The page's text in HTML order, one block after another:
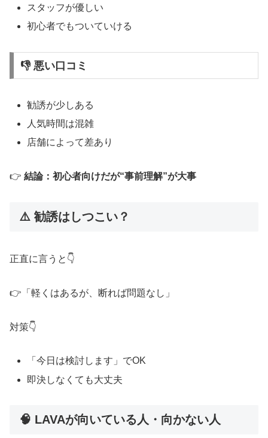
スタッフが優しい
初心者でもついていける
👎 悪い口コミ
勧誘が少しある
人気時間は混雑
店舗によって差あり
👉 結論：初心者向けだが“事前理解”が大事
⚠️ 勧誘はしつこい？
正直に言うと👇
👉「軽くはあるが、断れば問題なし」
対策👇
「今日は検討します」でOK
即決しなくても大丈夫
🧠 LAVAが向いている人・向かない人